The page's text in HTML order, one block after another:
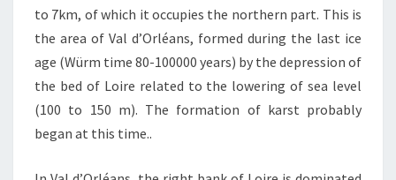
to 7km, of which it occupies the northern part. This is
the area of Val d’Orléans, formed during the last ice
age (Würm time 80-100000 years) by the depression of
the bed of Loire related to the lowering of sea level
(100 to 150 m). The formation of karst probably
began at this time..